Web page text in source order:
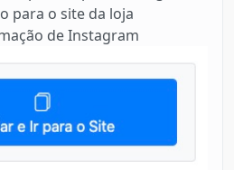
para o site da loja
de Instagram